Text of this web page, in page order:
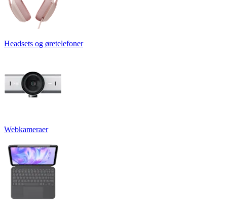
Headsets og øretelefoner
Webkameraer